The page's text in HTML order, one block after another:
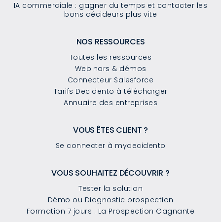
IA commerciale : gagner du temps et contacter les
bons décideurs plus vite
NOS RESSOURCES
Toutes les ressources
Webinars & démos
Connecteur Salesforce
Tarifs Decidento à télécharger
Annuaire des entreprises
VOUS ÊTES CLIENT ?
Se connecter à mydecidento
VOUS SOUHAITEZ DÉCOUVRIR ?
Tester la solution
Démo ou Diagnostic prospection
Formation 7 jours : La Prospection Gagnante